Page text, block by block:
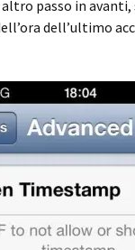
altro passo in avanti,
dell’ultimo